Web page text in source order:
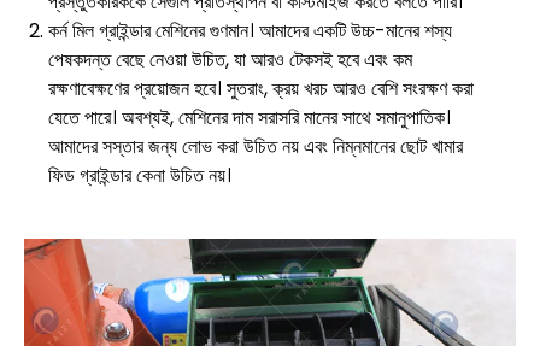
কর্ন মিল গ্রাইন্ডার মেশিনের গুণমান। আমাদের একটি উচ্চ-মানের শস্য
পেষকদন্ত বেছে নেওয়া উচিত, যা আরও টেকসই হবে এবং কম
রক্ষণাবেক্ষণের প্রয়োজন হবে। সুতরাং, ক্রয় খরচ আরও বেশি সংরক্ষণ করা
যেতে পারে। অবশ্যই, মেশিনের দাম সরাসরি মানের সাথে সমানুপাতিক।
আমাদের সস্তার জন্য লোভ করা উচিত নয় এবং নিম্নমানের ছোট খামার
ফিড গ্রাইন্ডার কেনা উচিত নয়।